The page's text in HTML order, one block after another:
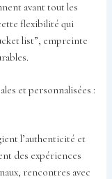
avant tout les
flexibilité qui
list”, empreinte
et personnalisées :
l’authenticité et
des expériences
rencontres avec